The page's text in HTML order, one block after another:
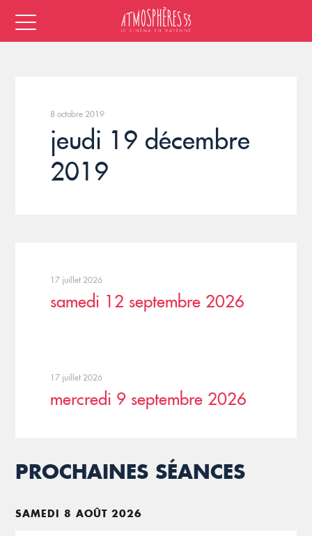
8 octobre 2019
jeudi 19 décembre
2019
17 juillet 2026
samedi 12 septembre 2026
17 juillet 2026
mercredi 9 septembre 2026
PROCHAINES SÉANCES
SAMEDI 8 AOÛT 2026